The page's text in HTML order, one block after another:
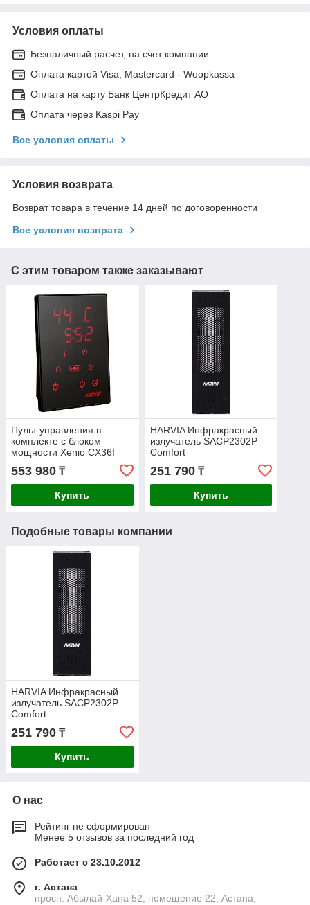
Условия оплаты
Безналичный расчет, на счет компании
Оплата картой Visa, Mastercard - Woopkassa
Оплата на карту Банк ЦентрКредит АО
Оплата через Kaspi Pay
Все условия оплаты
Условия возврата
Возврат товара в течение 14 дней по договоренности
Все условия возврата
С этим товаром также заказывают
Пульт управления в
комплекте с блоком
мощности Xenio CX36I
553 980 ₸
Купить
HARVIA Инфракрасный
излучатель SACP2302P
Comfort
251 790₸
Купить
Подобные товары компании
HARVIA Инфракрасный
излучатель SACP2302P
Comfort
251 790 ₸
Купить
О нас
Рейтинг не сформирован
Менее 5 отзывов за последний год
Работает с 23.10.2012
г. Астана
просп. Абылай-Хана 52, помещение 22, Астана,